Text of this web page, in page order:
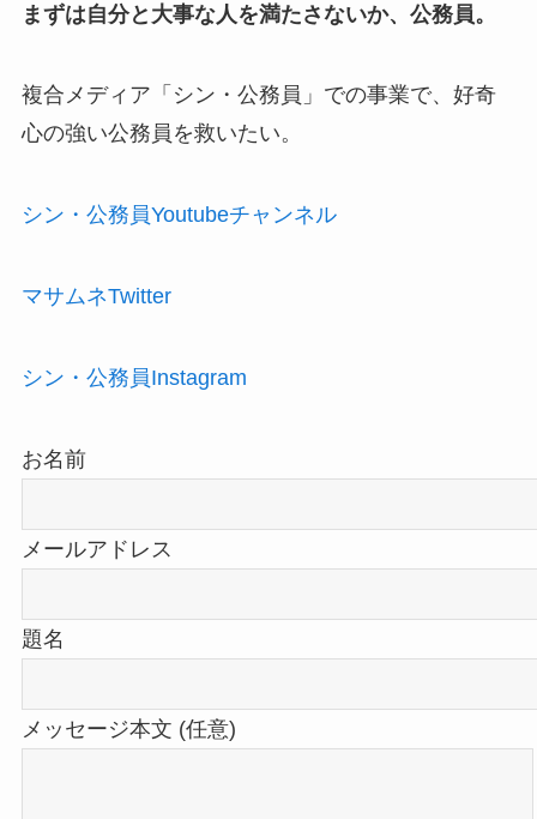
まずは自分と大事な人を満たさないか、公務員。
複合メディア「シン・公務員」での事業で、好奇
心の強い公務員を救いたい。
シン・公務員Youtubeチャンネル
マサムネTwitter
シン・公務員Instagram
お名前
メールアドレス
題名
メッセージ本文 (任意)